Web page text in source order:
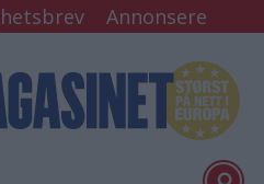
Annonsere